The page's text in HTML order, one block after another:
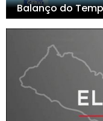
Balanço do